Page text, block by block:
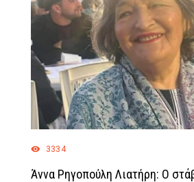
3334
Άννα Ρηγοπούλη Λιατήρη: Ο